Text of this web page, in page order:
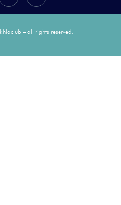
– all rights reserved.